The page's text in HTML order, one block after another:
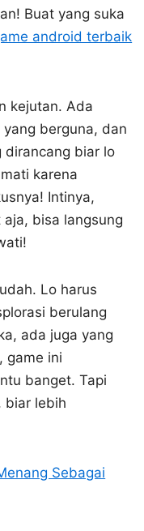
Buat yang suka
android terbaik
kejutan. Ada
berguna, dan
biar lo
karena
Intinya,
bisa langsung
Lo harus
berulang
ada juga yang
game ini
banget. Tapi
biar lebih
Sebagai